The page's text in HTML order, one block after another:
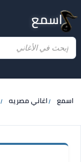
اسمع
اسمع اغاني مصريه